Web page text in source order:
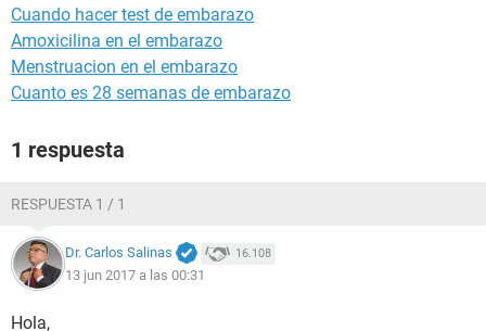
Cuando hacer test de embarazo
Amoxicilina en el embarazo
Menstruacion en el embarazo
Cuanto es 28 semanas de embarazo
1 respuesta
RESPUESTA 1 / 1
Dr. Carlos Salinas 16.108
13 jun 2017 a las 00:31
Hola,